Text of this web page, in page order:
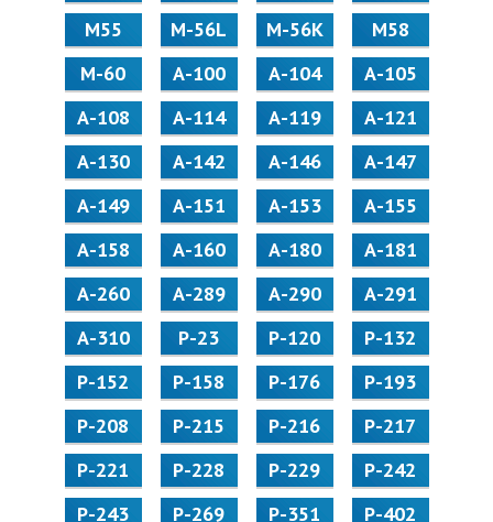
М55
M-56L M-56K
М58
M-60
А-100 А-104
А-105
А-108
А-114 А-119
А-121
А-130
А-142 А-146
А-147
А-149
А-151 А-153
А-155
А-158
А-160 А-180
А-181
А-260
А-289 А-290
А-291
А-310
Р-23 Р-120
Р-132
Р-152
Р-158 Р-176
Р-193
Р-208
Р-215 Р-216
Р-217
Р-221
Р-228 Р-229
Р-242
Р-243
Р-269 Р-351
Р-402